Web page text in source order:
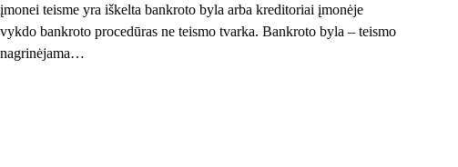
įmonei teisme yra iškelta bankroto byla arba kreditoriai įmonėje
vykdo bankroto procedūras ne teismo tvarka. Bankroto byla – teismo
nagrinėjama…